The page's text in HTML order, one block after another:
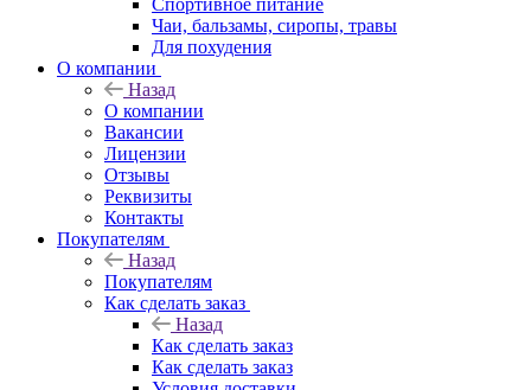
Спортивное питание
Чаи, бальзамы, сиропы, травы
Для похудения
О компании
Назад
О компании
Вакансии
Лицензии
Отзывы
Реквизиты
Контакты
Покупателям
Назад
Покупателям
Как сделать заказ
Назад
Как сделать заказ
Как сделать заказ